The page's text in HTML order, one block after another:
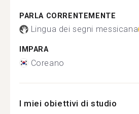
PARLA CORRENTEMENTE
Lingua dei segni messicana
IMPARA
Coreano
I miei obiettivi di studio